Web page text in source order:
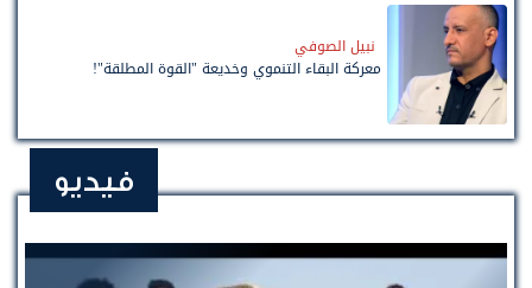
نبيل الصوفي
معركة البقاء التنموي وخديعة "القوة المطلقة"!
فيديو